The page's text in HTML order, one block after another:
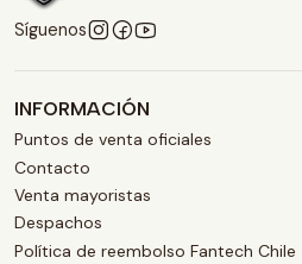
Síguenos
INFORMACIÓN
Puntos de venta oficiales
Contacto
Venta mayoristas
Despachos
Política de reembolso Fantech Chile